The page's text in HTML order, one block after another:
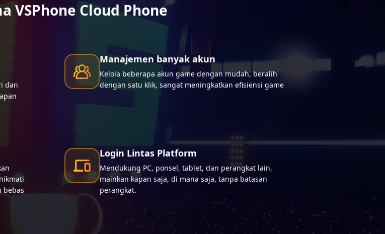
VSPhone Cloud Phone
dan
Manajemen banyak akun
Kelola beberapa akun game dengan mudah, beralih
dengan satu klik, sangat meningkatkan efisiensi game
bebas
Login Lintas Platform
Mendukung PC, ponsel, tablet, dan perangkat lain,
mainkan kapan saja, di mana saja, tanpa batasan
perangkat.